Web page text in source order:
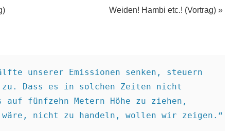
Weiden! Hambi etc.! (Vortrag) »
unserer Emissionen senken, steuern
zu. Dass es in solchen Zeiten nicht
fünfzehn Metern Höhe zu ziehen,